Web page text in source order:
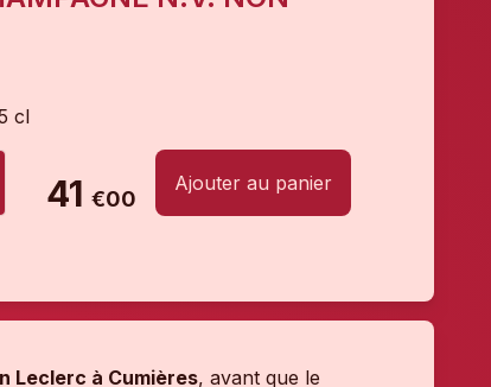
cl
41 €00
Ajouter au panier
Leclerc à Cumières, avant que le